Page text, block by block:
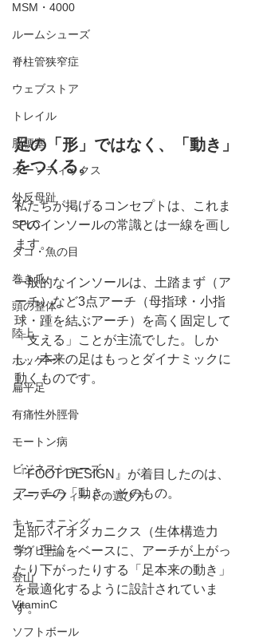
MSM・4000
ルームシューズ
脊柱管狭窄症
ウェブストア
トレイル
脳梗塞
オーソティックス
外反母趾
SPLC
タコ・魚の目
巻き爪
頭の整体
陸上
ホッケー
扁平足
有痛性外脛骨
モートン病
ビジネスシューズ
スーパーフィートの選び方
キャニオニング
ラグビー
登山
VitaminC
ソフトボール
足の「形」ではなく、「動き」
をつくる。
私たちが掲げるコンセプトは、これま
でのインソールの常識とは一線を画し
ます。
一般的なインソールは、土踏まず（ア
ーチ）など3点アーチ（母指球・小指
球・踵を結ぶアーチ）を高く固定して
「支える」ことが主流でした。しか
し、本来の足はもっとダイナミックに
動くものです。
『FOOT DESIGN』が着目したのは、
アーチの「動き」そのもの。
足部バイオメカニクス（生体構造力
学）理論をベースに、アーチが上がっ
たり下がったりする「足本来の動き」
を最適化するように設計されていま
す。